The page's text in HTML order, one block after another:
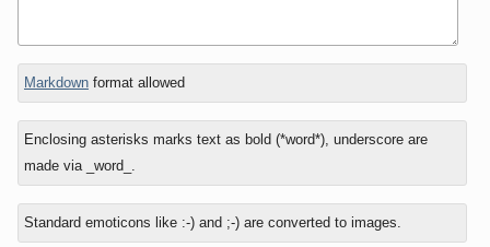
In
reply
to
What
is
eight
Markdownformat allowed
Enclosing asterisks marks text as bold (*word*), underscore are
made via _word_.
Standard emoticons like :-) and ;-) are converted to images.